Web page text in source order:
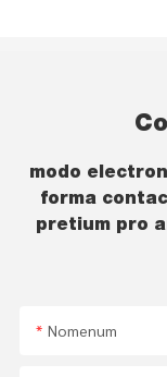
modo
forma
pretium pro
Nomenum